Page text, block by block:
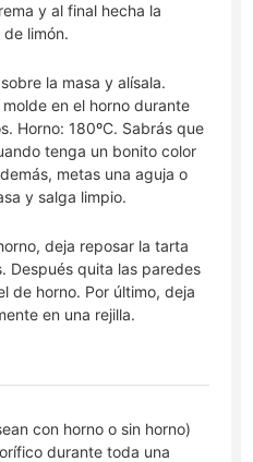
y al final hecha la
limón.
la masa y alísala.
en el horno durante
Horno: 180ºC. Sabrás que
tenga un bonito color
metas una aguja o
y salga limpio.
deja reposar la tarta
Después quita las paredes
de horno. Por último, deja
en una rejilla.
con horno o sin horno)
durante toda una